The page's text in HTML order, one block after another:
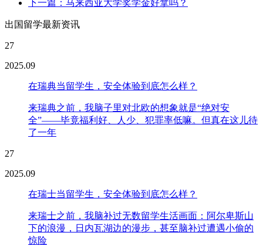
下一篇：马来西亚大学奖学金好拿吗？
出国留学最新资讯
27
2025.09
在瑞典当留学生，安全体验到底怎么样？
来瑞典之前，我脑子里对北欧的想象就是“绝对安
全”——毕竟福利好、人少、犯罪率低嘛。但真在这儿待
了一年
27
2025.09
在瑞士当留学生，安全体验到底怎么样？
来瑞士之前，我脑补过无数留学生活画面：阿尔卑斯山
下的浪漫，日内瓦湖边的漫步，甚至脑补过遭遇小偷的
惊险